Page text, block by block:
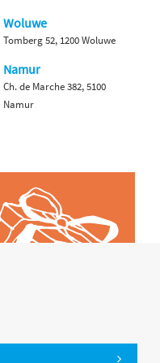
Woluwe
Tomberg 52, 1200 Woluwe
Namur
Ch. de Marche 382, 5100
Namur